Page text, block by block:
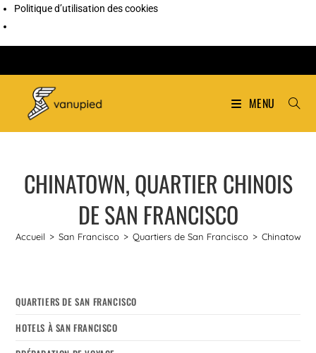
Politique d’utilisation des cookies
MENU
CHINATOWN, QUARTIER CHINOIS
DE SAN FRANCISCO
Accueil > San Francisco > Quartiers de San Francisco > Chinatown,
QUARTIERS DE SAN FRANCISCO
HOTELS À SAN FRANCISCO